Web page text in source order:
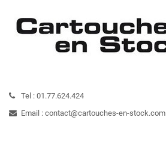
Tel : 01.77.624.424
Email : contact@cartouches-en-stock.com